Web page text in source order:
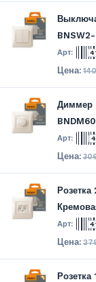
BNSW2-
Диммер
Розетка
Розетка